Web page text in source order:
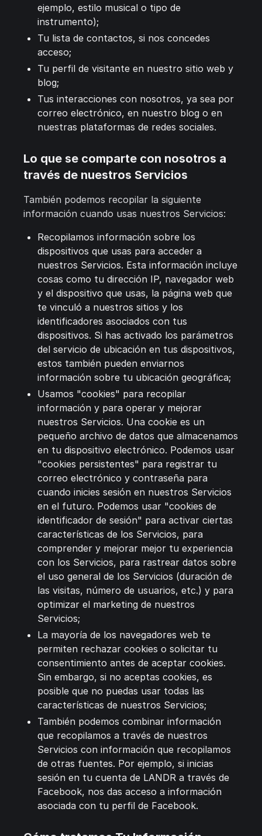
ejemplo, estilo musical o tipo de
instrumento);
Tu lista de contactos, si nos concedes
acceso;
Tu perfil de visitante en nuestro sitio web y
blog;
Tus interacciones con nosotros, ya sea por
correo electrónico, en nuestro blog o en
nuestras plataformas de redes sociales.
Lo que se comparte con nosotros a
través de nuestros Servicios
También podemos recopilar la siguiente
información cuando usas nuestros Servicios:
Recopilamos información sobre los
dispositivos que usas para acceder a
nuestros Servicios. Esta información incluye
cosas como tu dirección IP, navegador web
y el dispositivo que usas, la página web que
te vinculó a nuestros sitios y los
identificadores asociados con tus
dispositivos. Si has activado los parámetros
del servicio de ubicación en tus dispositivos,
estos también pueden enviarnos
información sobre tu ubicación geográfica;
Usamos "cookies" para recopilar
información y para operar y mejorar
nuestros Servicios. Una cookie es un
pequeño archivo de datos que almacenamos
en tu dispositivo electrónico. Podemos usar
"cookies persistentes" para registrar tu
correo electrónico y contraseña para
cuando inicies sesión en nuestros Servicios
en el futuro. Podemos usar "cookies de
identificador de sesión" para activar ciertas
características de los Servicios, para
comprender y mejorar mejor tu experiencia
con los Servicios, para rastrear datos sobre
el uso general de los Servicios (duración de
las visitas, número de usuarios, etc.) y para
optimizar el marketing de nuestros
Servicios;
La mayoría de los navegadores web te
permiten rechazar cookies o solicitar tu
consentimiento antes de aceptar cookies.
Sin embargo, si no aceptas cookies, es
posible que no puedas usar todas las
características de nuestros Servicios;
También podemos combinar información
que recopilamos a través de nuestros
Servicios con información que recopilamos
de otras fuentes. Por ejemplo, si inicias
sesión en tu cuenta de LANDR a través de
Facebook, nos das acceso a información
asociada con tu perfil de Facebook.